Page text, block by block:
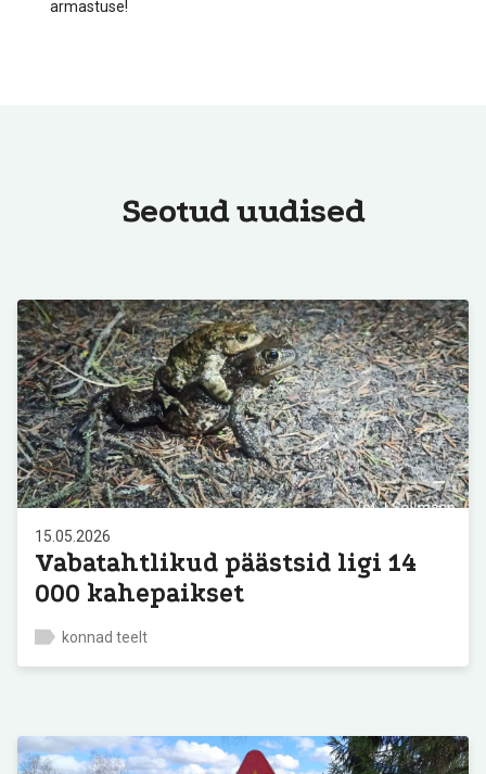
armastuse!
Seotud uudised
15.05.2026
Vabatahtlikud päästsid ligi 14
000 kahepaikset
konnad teelt